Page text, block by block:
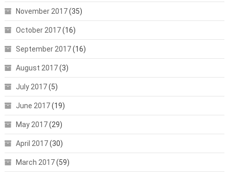
November 2017(35)
October 2017(16)
September 2017(16)
August 2017(3)
July 2017(5)
June 2017(19)
May 2017(29)
April 2017(30)
March 2017(59)